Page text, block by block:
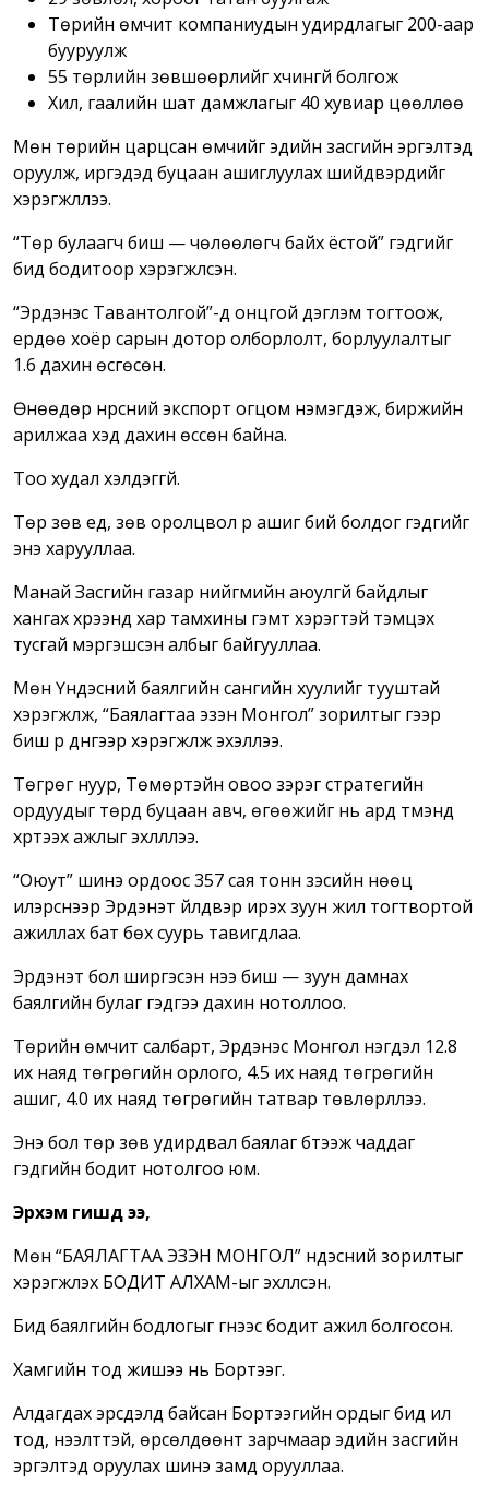
Төрийн өмчит компаниудын удирдлагыг 200-аар
бууруулж
55 төрлийн зөвшөөрлийг хүчингүй болгож
Хил, гаалийн шат дамжлагыг 40 хувиар цөөллөө
Мөн төрийн царцсан өмчийг эдийн засгийн эргэлтэд
оруулж, иргэдэд буцаан ашиглуулах шийдвэрүүдийг
хэрэгжүүллээ.
“Төр булаагч биш — чөлөөлөгч байх ёстой” гэдгийг
бид бодитоор хэрэгжүүлсэн.
“Эрдэнэс Тавантолгой”-д онцгой дэглэм тогтоож,
ердөө хоёр сарын дотор олборлолт, борлуулалтыг
1.6 дахин өсгөсөн.
Өнөөдөр нүүрсний экспорт огцом нэмэгдэж, биржийн
арилжаа хэд дахин өссөн байна.
Тоо худал хэлдэггүй.
Төр зөв үед, зөв оролцвол үр ашиг бий болдог гэдгийг
энэ харууллаа.
Манай Засгийн газар нийгмийн аюулгүй байдлыг
хангах хүрээнд хар тамхины гэмт хэрэгтэй тэмцэх
тусгай мэргэшсэн албыг байгууллаа.
Мөн Үндэсний баялгийн сангийн хуулийг тууштай
хэрэгжүүлж, “Баялагтаа эзэн Монгол” зорилтыг үгээр
биш үр дүнгээр хэрэгжүүлж эхэллээ.
Төгрөг нуур, Төмөртэйн овоо зэрэг стратегийн
ордуудыг төрд буцаан авч, өгөөжийг нь ард түмэнд
хүртээх ажлыг эхлүүллээ.
“Оюут” шинэ ордоос 357 сая тонн зэсийн нөөц
илэрснээр Эрдэнэт үйлдвэр ирэх зуун жил тогтвортой
ажиллах бат бөх суурь тавигдлаа.
Эрдэнэт бол ширгэсэн үнээ биш — зуун дамнах
баялгийн булаг гэдгээ дахин нотоллоо.
Төрийн өмчит салбарт, Эрдэнэс Монгол нэгдэл 12.8
их наяд төгрөгийн орлого, 4.5 их наяд төгрөгийн
ашиг, 4.0 их наяд төгрөгийн татвар төвлөрүүллээ.
Энэ бол төр зөв удирдвал баялаг бүтээж чаддаг
гэдгийн бодит нотолгоо юм.
Эрхэм гишүүд ээ,
Мөн “БАЯЛАГТАА ЭЗЭН МОНГОЛ” үндэсний зорилтыг
хэрэгжүүлэх БОДИТ АЛХАМ-ыг эхлүүлсэн.
Бид баялгийн бодлогыг үгнээс бодит ажил болгосон.
Хамгийн тод жишээ нь Бортээг.
Алдагдах эрсдэлд байсан Бортээгийн ордыг бид ил
тод, нээлттэй, өрсөлдөөнт зарчмаар эдийн засгийн
эргэлтэд оруулах шинэ замд орууллаа.